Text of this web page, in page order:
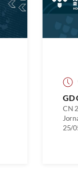
GD
CN
25/